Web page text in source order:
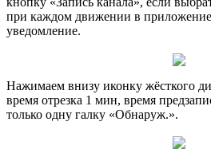
при каждом движении в приложение
уведомление.
Нажимаем внизу иконку жёсткого
время отрезка 1 мин, время
только одну галку «Обнаруж.».